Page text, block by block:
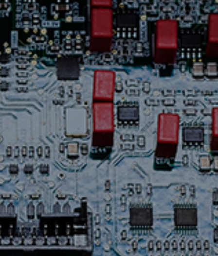
Assistance
Nous
joindre
Nouvelles
Carrières
Trouver
une
boutique